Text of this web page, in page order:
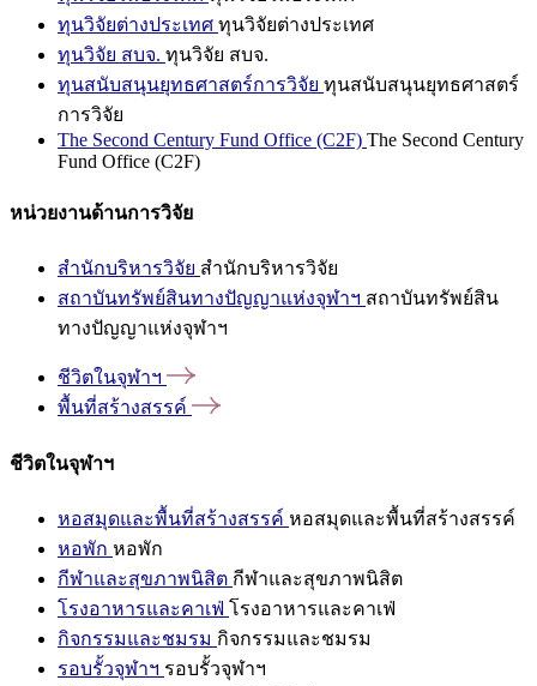
ทุนวิจัยต่างประเทศ ทุนวิจัยต่างประเทศ
ทุนวิจัย สบจ. ทุนวิจัย สบจ.
ทุนสนับสนุนยุทธศาสตร์การวิจัย ทุนสนับสนุนยุทธศาสตร์
การวิจัย
The Second Century Fund Office (C2F) The Second Century
Fund Office (C2F)
หน่วยงานด้านการวิจัย
สำนักบริหารวิจัย สำนักบริหารวิจัย
สถาบันทรัพย์สินทางปัญญาแห่งจุฬาฯ สถาบันทรัพย์สิน
ทางปัญญาแห่งจุฬาฯ
ชีวิตในจุฬาฯ
พื้นที่สร้างสรรค์
ชีวิตในจุฬาฯ
หอสมุดและพื้นที่สร้างสรรค์ หอสมุดและพื้นที่สร้างสรรค์
หอพัก หอพัก
กีฬาและสุขภาพนิสิต กีฬาและสุขภาพนิสิต
โรงอาหารและคาเฟ่ โรงอาหารและคาเฟ่
กิจกรรมและชมรม กิจกรรมและชมรม
รอบรั้วจุฬาฯ รอบรั้วจุฬาฯ